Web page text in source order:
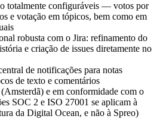
totalmente configuráveis — votos por
e votação em tópicos, bem como em
robusta com o Jira: refinamento do
e criação de issues diretamente no
de notificações para notas
de texto e comentários
e em conformidade com o
SOC 2 e ISO 27001 se aplicam à
da Digital Ocean, e não à Spreo)